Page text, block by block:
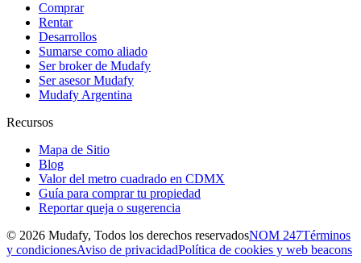
Comprar
Rentar
Desarrollos
Sumarse como aliado
Ser broker de Mudafy
Ser asesor Mudafy
Mudafy Argentina
Recursos
Mapa de Sitio
Blog
Valor del metro cuadrado en CDMX
Guía para comprar tu propiedad
Reportar queja o sugerencia
© 2026 Mudafy, Todos los derechos reservadosNOM 247Términos
y condicionesAviso de privacidadPolítica de cookies y web beacons